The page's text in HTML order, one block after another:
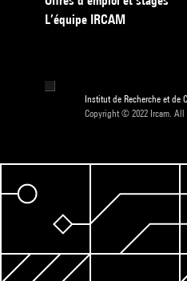
L’équipe IRCAM
Institut de Recherche et de
Copyright © 2022 Ircam. All